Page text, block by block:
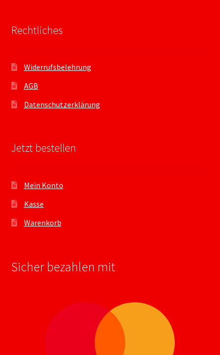
Rechtliches
Widerrufsbelehrung
AGB
Datenschutzerklärung
Jetzt bestellen
Mein Konto
Kasse
Warenkorb
Sicher bezahlen mit